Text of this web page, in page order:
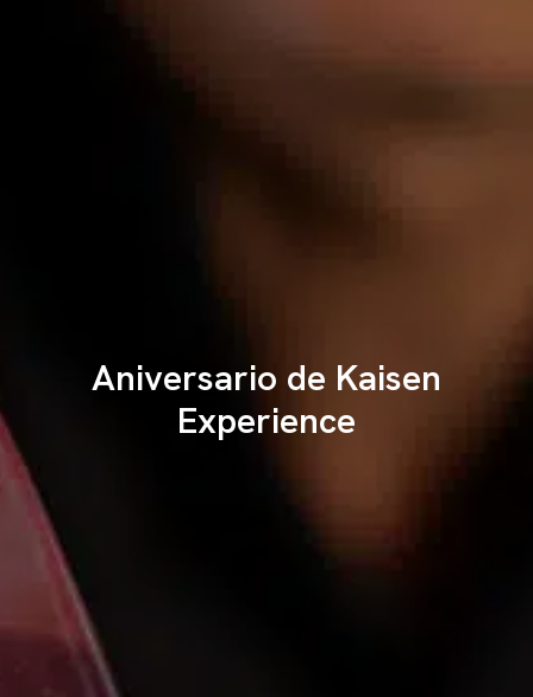
Aniversario de Kaisen
Experience